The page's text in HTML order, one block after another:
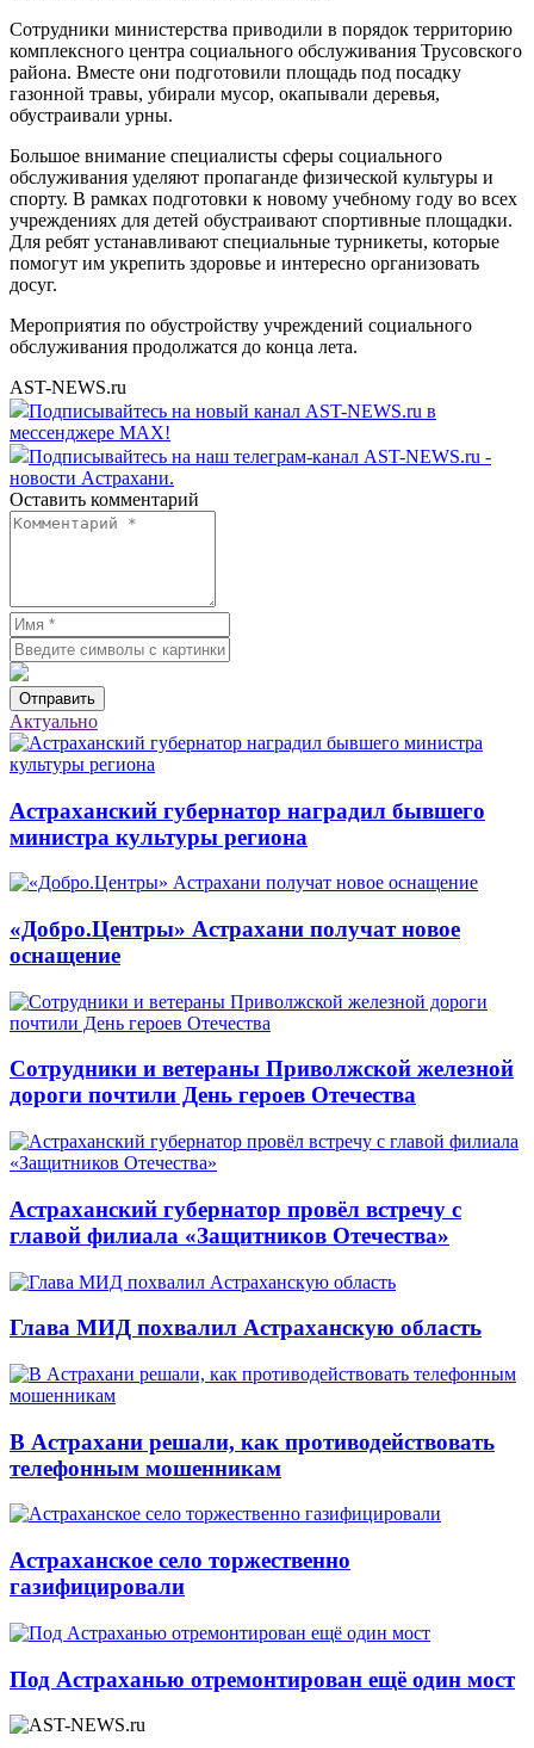
Сотрудники министерства приводили в порядок территорию
комплексного центра социального обслуживания Трусовского
района. Вместе они подготовили площадь под посадку
газонной травы, убирали мусор, окапывали деревья,
обустраивали урны.
Большое внимание специалисты сферы социального
обслуживания уделяют пропаганде физической культуры и
спорту. В рамках подготовки к новому учебному году во всех
учреждениях для детей обустраивают спортивные площадки.
Для ребят устанавливают специальные турникеты, которые
помогут им укрепить здоровье и интересно организовать
досуг.
Мероприятия по обустройству учреждений социального
обслуживания продолжатся до конца лета.
AST-NEWS.ru
Подписывайтесь на новый канал AST-NEWS.ru в
мессенджере MAX!
Подписывайтесь на наш телеграм-канал AST-NEWS.ru -
новости Астрахани.
Оставить комментарий
Отправить
Актуально
Астраханский губернатор наградил бывшего
министра культуры региона
«Добро.Центры» Астрахани получат новое
оснащение
Сотрудники и ветераны Приволжской железной
дороги почтили День героев Отечества
Астраханский губернатор провёл встречу с
главой филиала «Защитников Отечества»
Глава МИД похвалил Астраханскую область
В Астрахани решали, как противодействовать
телефонным мошенникам
Астраханское село торжественно
газифицировали
Под Астраханью отремонтирован ещё один мост